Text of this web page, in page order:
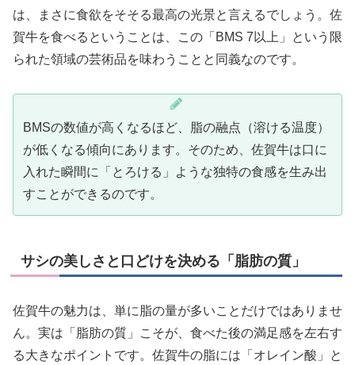
は、まさに食欲をそそる最高の光景と言えるでしょう。佐
賀牛を食べるということは、この「BMS 7以上」という限
られた領域の芸術品を味わうことと同義なのです。
BMSの数値が高くなるほど、脂の融点（溶ける温度）
が低くなる傾向にあります。そのため、佐賀牛は口に
入れた瞬間に「とろける」ような独特の食感を生み出
すことができるのです。
サシの美しさと口どけを決める「脂肪の質」
佐賀牛の魅力は、単に脂の量が多いことだけではありませ
ん。実は「脂肪の質」こそが、食べた後の満足感を左右す
る大きなポイントです。佐賀牛の脂には「オレイン酸」と